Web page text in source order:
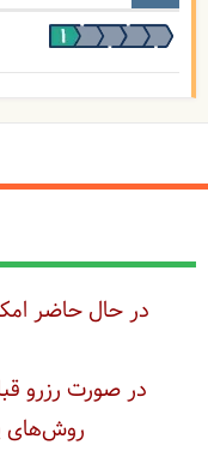
در حال حاضر
در صورت رزرو
روش‌های